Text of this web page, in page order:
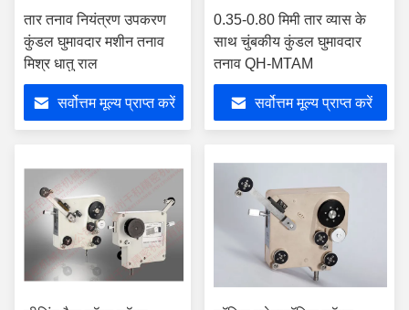
तार तनाव नियंत्रण उपकरण
कुंडल घुमावदार मशीन तनाव
मिश्र धातु राल
सर्वोत्तम मूल्य प्राप्त करें
0.35-0.80 मिमी तार व्यास के
साथ चुंबकीय कुंडल घुमावदार
तनाव QH-MTAM
सर्वोत्तम मूल्य प्राप्त करें